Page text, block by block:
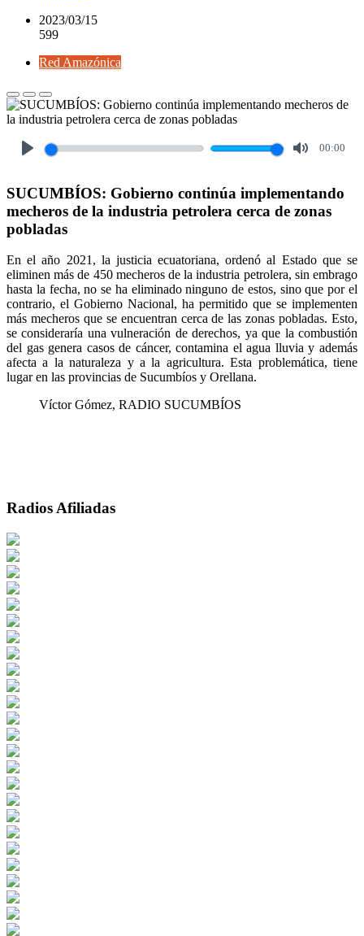
2023/03/15
599
Red Amazónica
00:00
SUCUMBÍOS: Gobierno continúa implementando
mecheros de la industria petrolera cerca de zonas
pobladas
En el año 2021, la justicia ecuatoriana, ordenó al Estado que se
eliminen más de 450 mecheros de la industria petrolera, sin embrago
hasta la fecha, no se ha eliminado ninguno de estos, sino que por el
contrario, el Gobierno Nacional, ha permitido que se implementen
más mecheros que se encuentran cerca de las zonas pobladas. Esto,
se consideraría una vulneración de derechos, ya que la combustión
del gas genera casos de cáncer, contamina el agua lluvia y además
afecta a la naturaleza y a la agricultura. Esta problemática, tiene
lugar en las provincias de Sucumbíos y Orellana.
Víctor Gómez, RADIO SUCUMBÍOS
Radios Afiliadas